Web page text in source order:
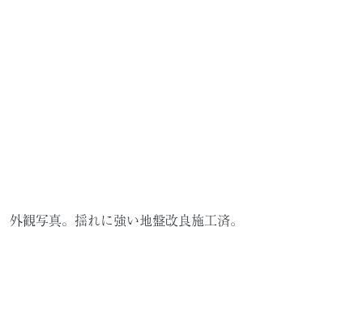
外観写真。揺れに強い地盤改良施工済。